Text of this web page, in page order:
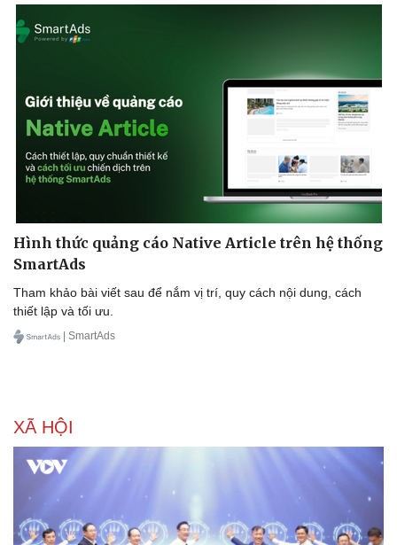
Sản phụ khoa
Nhi khoa
Nam khoa
Làm đẹp - giảm cân
Phòng mạch online
Ăn sạch sống khỏe
Hình thức quảng cáo Native Article trên hệ thống
SmartAds
Tham khảo bài viết sau để nắm vị trí, quy cách nội dung, cách
thiết lập và tối ưu.
| SmartAds
XÃ HỘI